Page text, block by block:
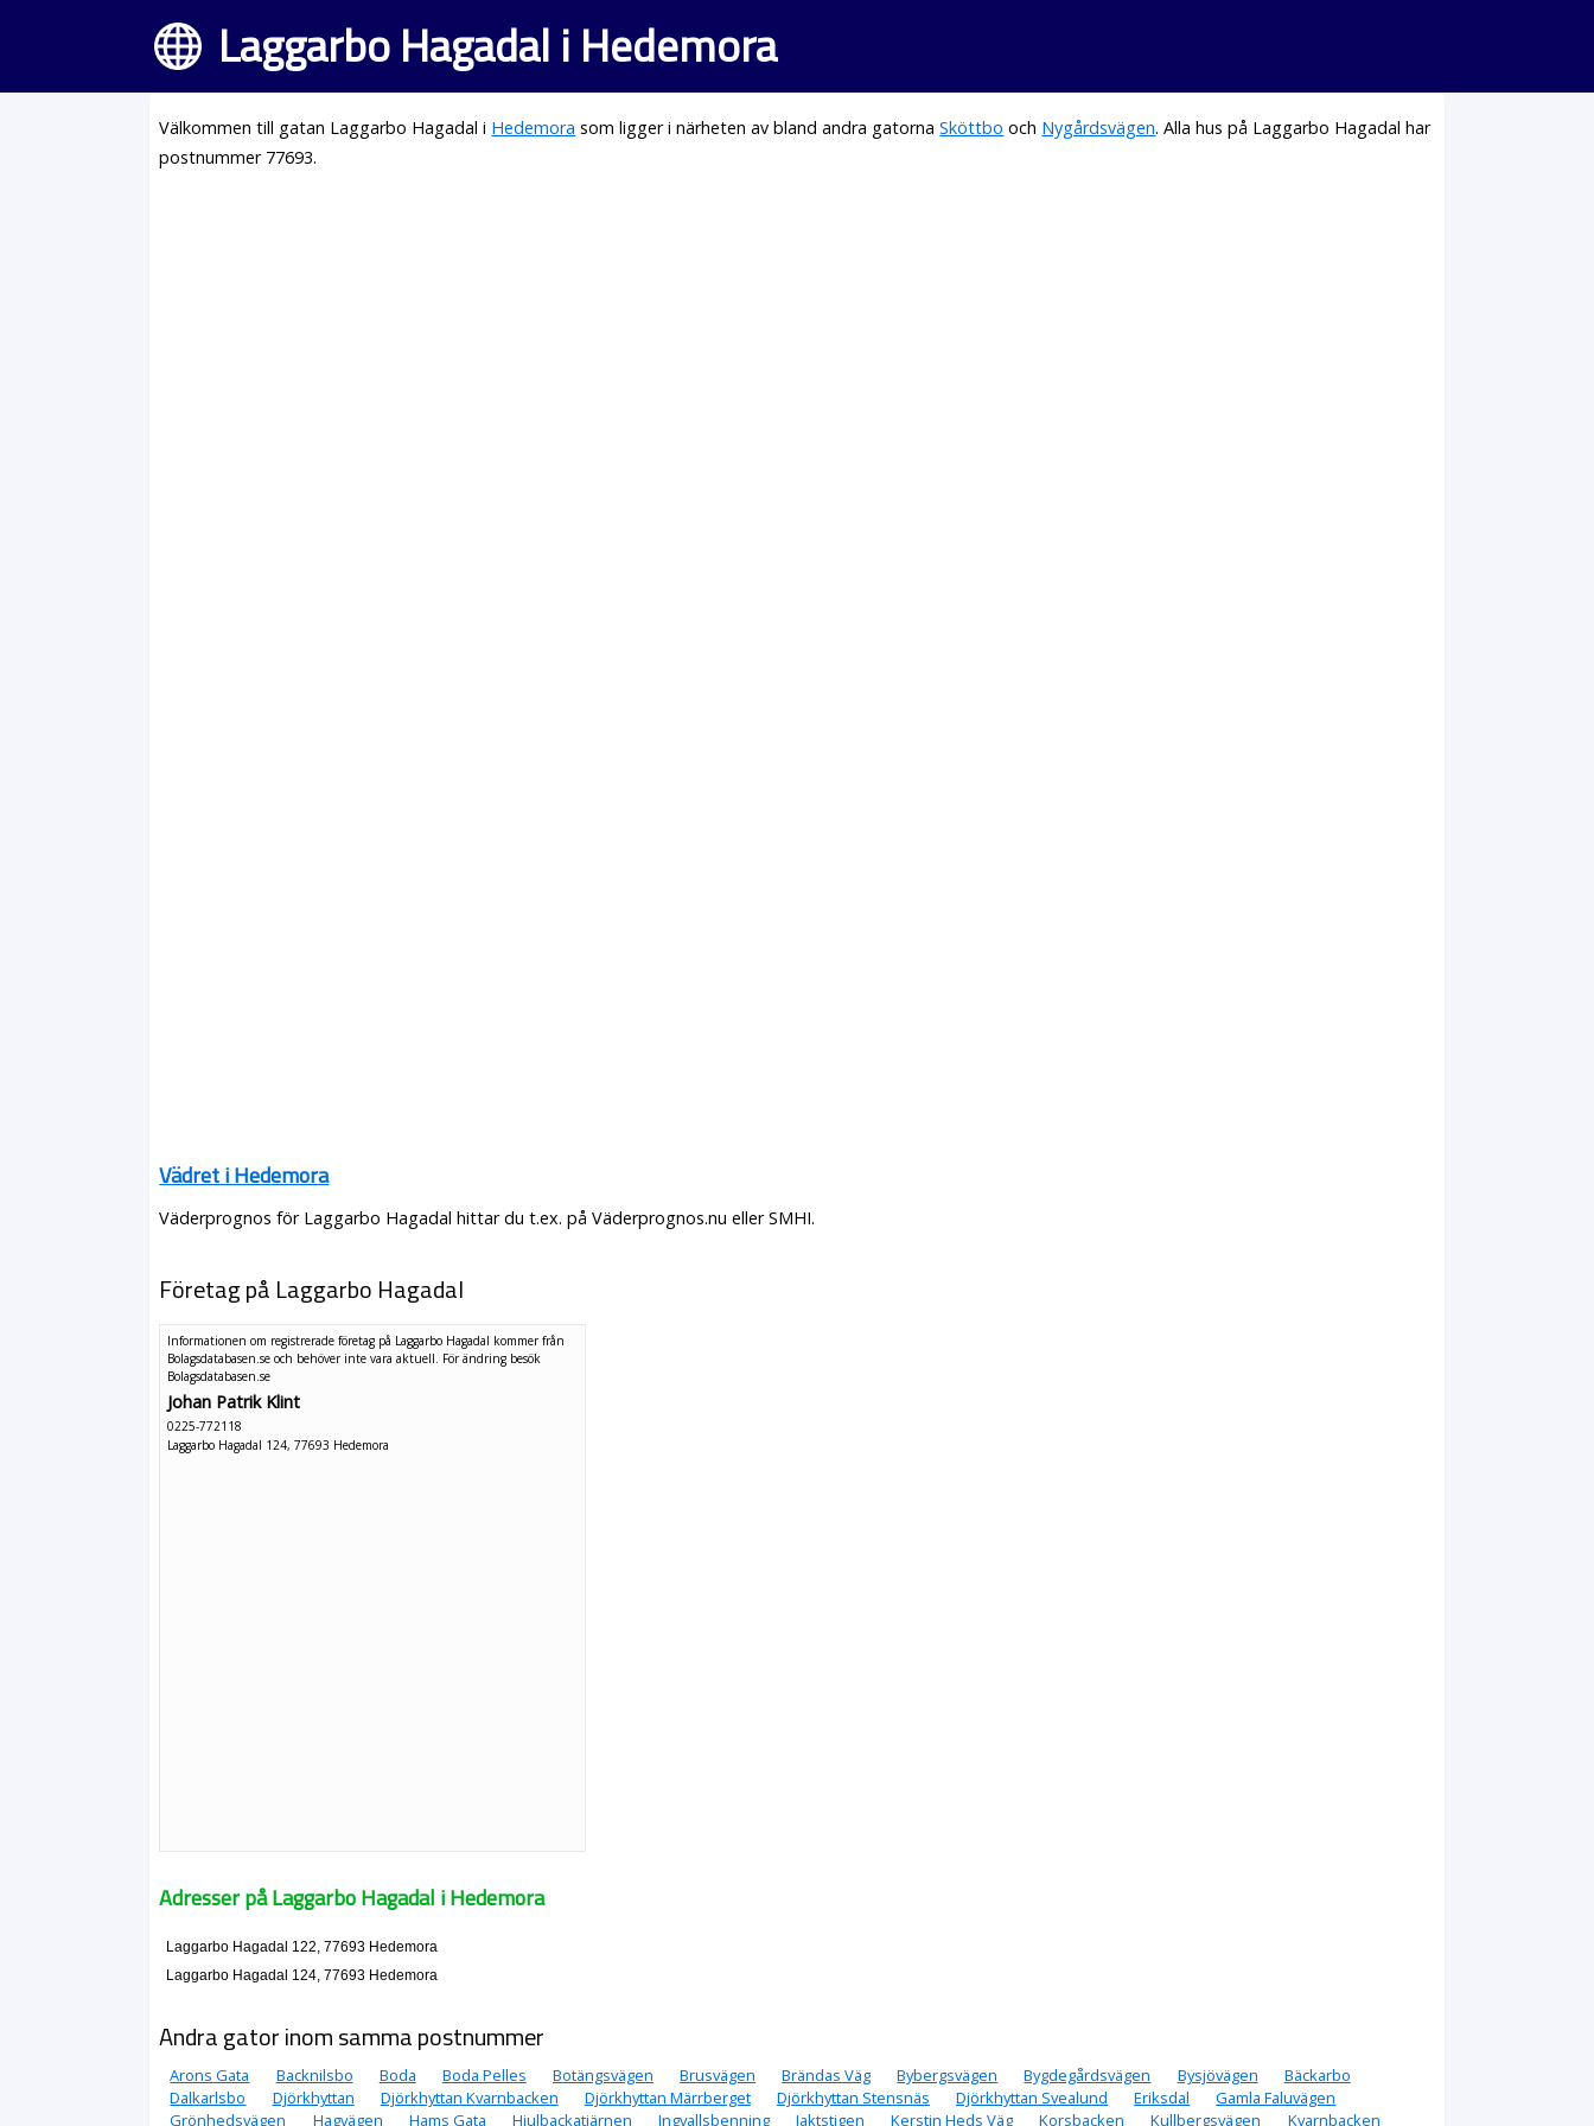
Laggarbo Hagadal i Hedemora
Välkommen till gatan Laggarbo Hagadal i Hedemora som ligger i närheten av bland andra gatornaSköttbo och Nygårdsvägen. Alla hus på Laggarbo Hagadal har
postnummer 77693.
Vädret i Hedemora
Väderprognos för Laggarbo Hagadal hittar du t.ex. på Väderprognos.nu eller SMHI.
Företag på Laggarbo Hagadal
Informationen om registrerade företag på Laggarbo Hagadal kommer från
Bolagsdatabasen.se och behöver inte vara aktuell. För ändring besök
Bolagsdatabasen.se
Johan Patrik Klint
0225-772118
Laggarbo Hagadal 124, 77693 Hedemora
Adresser på Laggarbo Hagadal i Hedemora
Laggarbo Hagadal 122, 77693 Hedemora
Laggarbo Hagadal 124, 77693 Hedemora
Andra gator inom samma postnummer
Arons Gata Backnilsbo Boda Boda Pelles Botängsvägen Brusvägen Brändas Väg Bybergsvägen Bygdegårdsvägen Bysjövägen
Bäckarbo
Dalkarlsbo
Djörkhyttan Djörkhyttan Kvarnbacken Djörkhyttan Märrberget Djörkhyttan Stensnäs Djörkhyttan Svealund Eriksdal
Gamla Faluvägen
Grönhedsvägen
Hagvägen Hams Gata Hjulbackatjärnen Ingvallsbenning Jaktstigen Kerstin Heds Väg Korsbacken Kullbergsvägen Kvarnbacken